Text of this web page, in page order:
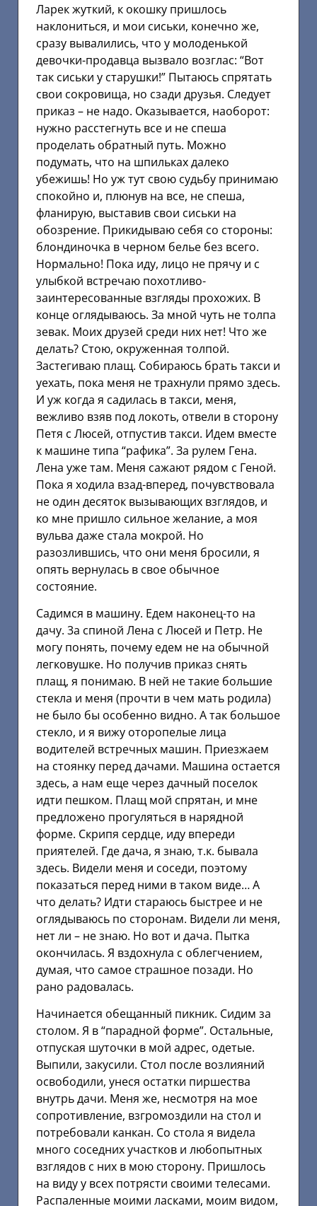
Ларек жуткий, к окошку пришлось
наклониться, и мои сиськи, конечно же,
сразу вывалились, что у молоденькой
девочки-продавца вызвало возглас: “Вот
так сиськи у старушки!” Пытаюсь спрятать
свои сокровища, но сзади друзья. Следует
приказ – не надо. Оказывается, наоборот:
нужно расстегнуть все и не спеша
проделать обратный путь. Можно
подумать, что на шпильках далеко
убежишь! Но уж тут свою судьбу принимаю
спокойно и, плюнув на все, не спеша,
фланирую, выставив свои сиськи на
обозрение. Прикидываю себя со стороны:
блондиночка в черном белье без всего.
Нормально! Пока иду, лицо не прячу и с
улыбкой встречаю похотливо-
заинтересованные взгляды прохожих. В
конце оглядываюсь. За мной чуть не толпа
зевак. Моих друзей среди них нет! Что же
делать? Стою, окруженная толпой.
Застегиваю плащ. Собираюсь брать такси и
уехать, пока меня не трахнули прямо здесь.
И уж когда я садилась в такси, меня,
вежливо взяв под локоть, отвели в сторону
Петя с Люсей, отпустив такси. Идем вместе
к машине типа “рафика”. За рулем Гена.
Лена уже там. Меня сажают рядом с Геной.
Пока я ходила взад-вперед, почувствовала
не один десяток вызывающих взглядов, и
ко мне пришло сильное желание, а моя
вульва даже стала мокрой. Но
разозлившись, что они меня бросили, я
опять вернулась в свое обычное
состояние.
Садимся в машину. Едем наконец-то на
дачу. 3а спиной Лена с Люсей и Петр. Не
могу понять, почему едем не на обычной
легковушке. Но получив приказ снять
плащ, я понимаю. В ней не такие большие
стекла и меня (прочти в чем мать родила)
не было бы особенно видно. А так большое
стекло, и я вижу оторопелые лица
водителей встречных машин. Приезжаем
на стоянку перед дачами. Машина остается
здесь, а нам еще через дачный поселок
идти пешком. Плащ мой спрятан, и мне
предложено прогуляться в нарядной
форме. Скрипя сердце, иду впереди
приятелей. Где дача, я знаю, т.к. бывала
здесь. Видели меня и соседи, поэтому
показаться перед ними в таком виде… А
что делать? Идти стараюсь быстрее и не
оглядываюсь по сторонам. Видели ли меня,
нет ли – не знаю. Но вот и дача. Пытка
окончилась. Я вздохнула с облегчением,
думая, что самое страшное позади. Но
рано радовалась.
Начинается обещанный пикник. Сидим за
столом. Я в “парадной форме”. Остальные,
отпуская шуточки в мой адрес, одетые.
Выпили, закусили. Стол после возлияний
освободили, унеся остатки пиршества
внутрь дачи. Меня же, несмотря на мое
сопротивление, взгромоздили на стол и
потребовали канкан. Со стола я видела
много соседних участков и любопытных
взглядов с них в мою сторону. Пришлось
на виду у всех потрясти своими телесами.
Распаленные моими ласками, моим видом,